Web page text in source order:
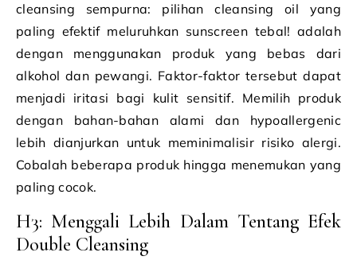
cleansing sempurna: pilihan cleansing oil yang
paling efektif meluruhkan sunscreen tebal! adalah
dengan menggunakan produk yang bebas dari
alkohol dan pewangi. Faktor-faktor tersebut dapat
menjadi iritasi bagi kulit sensitif. Memilih produk
dengan bahan-bahan alami dan hypoallergenic
lebih dianjurkan untuk meminimalisir risiko alergi.
Cobalah beberapa produk hingga menemukan yang
paling cocok.
H3: Menggali Lebih Dalam Tentang Efek
Double Cleansing